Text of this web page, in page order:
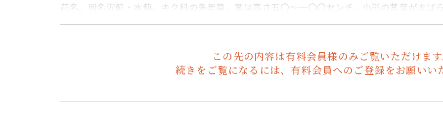
花名。別名沢薊・水薊。キク科の多年草。茎は高さ五〇～一〇〇センチ、小形の茎葉がまば
この先の内容は有料会員様のみご覧いただけます
続きをご覧になるには、有料会員へのご登録をお願いい